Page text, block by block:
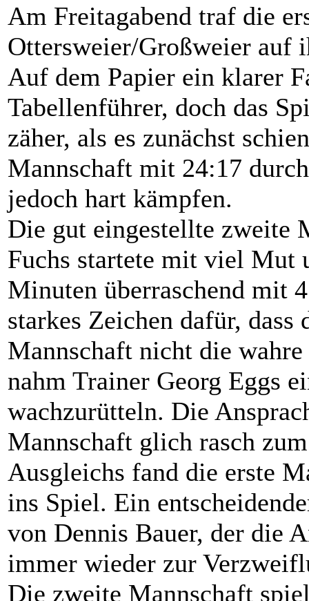
Am Freitagabend traf die
Ottersweier/Großweier auf
Auf dem Papier ein klarer
Tabellenführer, doch das
zäher, als es zunächst
Mannschaft mit 24:17
jedoch hart kämpfen.
Die gut eingestellte zweite
Fuchs startete mit viel Mut
Minuten überraschend mit
starkes Zeichen dafür,
Mannschaft nicht die
nahm Trainer Georg Eggs
wachzurütteln. Die
Mannschaft glich rasch
Ausgleichs fand die erste
ins Spiel. Ein
von Dennis Bauer, der die
immer wieder zur
Die zweite Mannschaft